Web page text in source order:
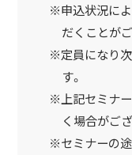
※申込状況に
だくことが
※定員になり
す。
※上記セミナ
く場合がご
※セミナーの